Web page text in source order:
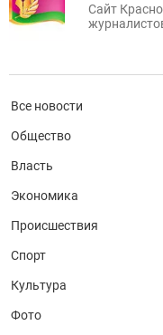
Сайт
Все новости
Общество
Власть
Экономика
Происшествия
Спорт
Культура
Фото